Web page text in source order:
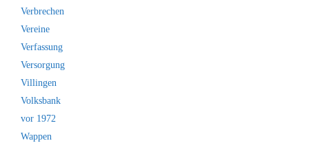
Verbrechen
Vereine
Verfassung
Versorgung
Villingen
Volksbank
vor 1972
Wappen